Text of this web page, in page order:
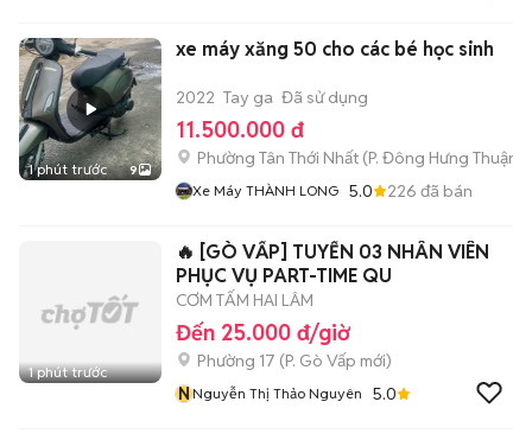
1 phút trước 9
xe máy xăng 50 cho các bé học sinh
2022 Tay ga Đã sử dụng
11.500.000 đ
Phường Tân Thới Nhất (P. Đông Hưng Thuận
Xe Máy THÀNH LONG 5.0 226 đã bán
1 phút trước
🔥 [GÒ VẤP] TUYỂN 03 NHÂN VIÊN
PHỤC VỤ PART-TIME QU
CƠM TẤM HAI LÂM
Đến 25.000 đ/giờ
Phường 17 (P. Gò Vấp mới)
NNguyễn Thị Thảo Nguyên 5.0